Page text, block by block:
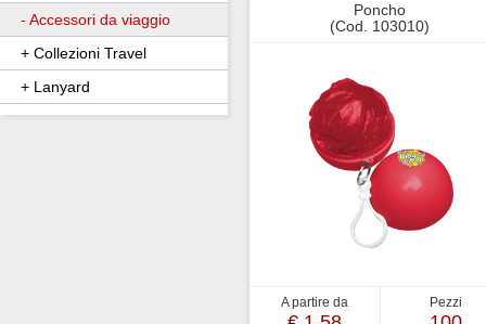
- Accessori da viaggio
+ Collezioni Travel
+ Lanyard
Poncho
(Cod. 103010)
A partire da Pezzi